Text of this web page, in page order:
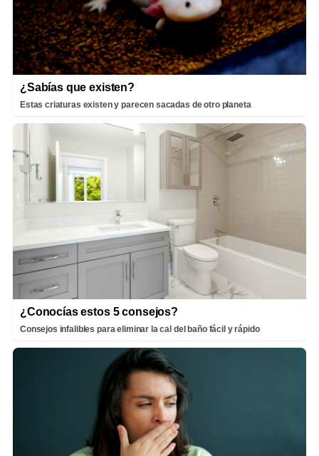
¿Sabías que existen?
Estas criaturas existen y parecen sacadas de otro planeta
¿Conocías estos 5 consejos?
Consejos infalibles para eliminar la cal del baño fácil y rápido